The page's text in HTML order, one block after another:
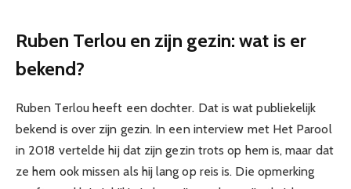
Ruben Terlou en zijn gezin: wat is er
bekend?
Ruben Terlou heeft een dochter. Dat is wat publiekelijk
bekend is over zijn gezin. In een interview met Het Parool
in 2018 vertelde hij dat zijn gezin trots op hem is, maar dat
ze hem ook missen als hij lang op reis is. Die opmerking